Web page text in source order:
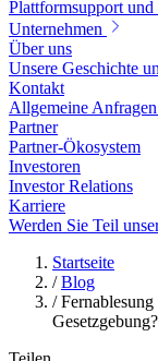
Plattformsupport und
Unternehmen
Über uns
Unsere Geschichte
Kontakt
Allgemeine
Partner
Partner-Ökosystem
Investoren
Investor Relations
Karriere
Werden Sie Teil
Startseite
/ Blog
/